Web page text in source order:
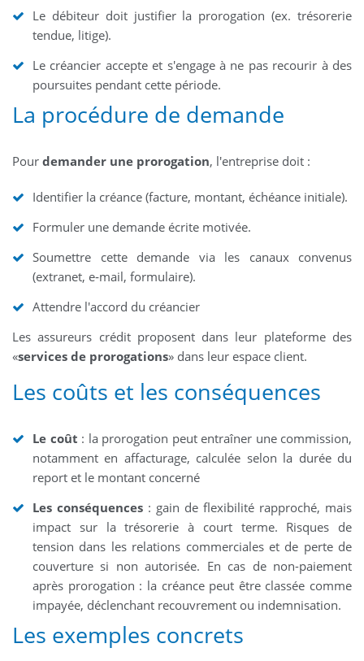
Le débiteur doit justifier la prorogation (ex. trésorerie
tendue, litige).
Le créancier accepte et s'engage à ne pas recourir à des
poursuites pendant cette période.
La procédure de demande
Pour demander une prorogation, l'entreprise doit :
Identifier la créance (facture, montant, échéance initiale).
Formuler une demande écrite motivée.
Soumettre cette demande via les canaux convenus
(extranet, e‑mail, formulaire).
Attendre l'accord du créancier
Les assureurs crédit proposent dans leur plateforme des
«services de prorogations» dans leur espace client.
Les coûts et les conséquences
Le coût : la prorogation peut entraîner une commission,
notamment en affacturage, calculée selon la durée du
report et le montant concerné
Les conséquences : gain de flexibilité rapproché, mais
impact sur la trésorerie à court terme. Risques de
tension dans les relations commerciales et de perte de
couverture si non autorisée. En cas de non-paiement
après prorogation : la créance peut être classée comme
impayée, déclenchant recouvrement ou indemnisation.
Les exemples concrets